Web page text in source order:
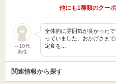
他にも1種類のクー
～10代
男性
全体的に雰囲気が良かった
っていました。おかげさま
定食を…
関連情報から探す